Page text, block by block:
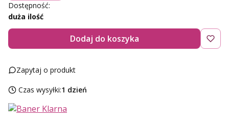
Dostępność:
duża ilość
Dodaj do koszyka
Zapytaj o produkt
Czas wysyłki:1 dzień